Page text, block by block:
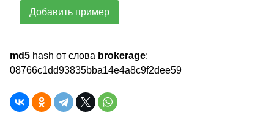
Добавить пример
md5 hash от слова brokerage:
08766c1dd93835bba14e4a8c9f2dee59